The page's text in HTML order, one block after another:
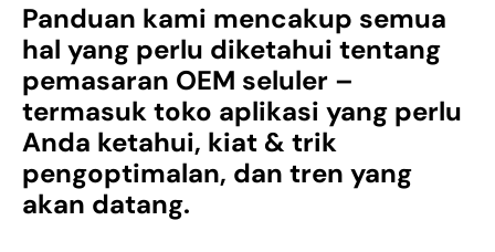
Panduan kami mencakup semua
hal yang perlu diketahui tentang
pemasaran OEM seluler –
termasuk toko aplikasi yang perlu
Anda ketahui, kiat & trik
pengoptimalan, dan tren yang
akan datang.